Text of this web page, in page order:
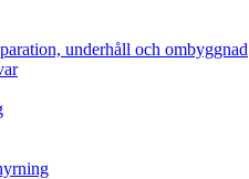
underhåll och ombyggnad